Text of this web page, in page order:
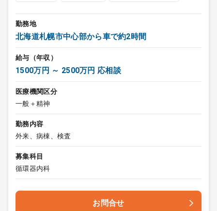
勤務地
北海道札幌市中心部から車で約2時間
給与（年収）
1500万円 ～ 2500万円 応相談
医療機関区分
一般＋精神
勤務内容
外来、病棟、検査
募集科目
循環器内科
お問合せ